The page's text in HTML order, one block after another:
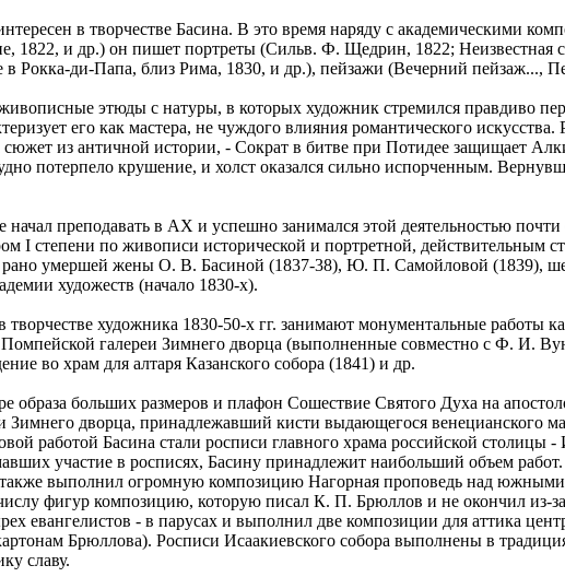
в творчестве Басина. В это время наряду с академическими
1822, и др.) он пишет портреты (Сильв. Ф. Щедрин, 1822;
в Рокка-ди-Папа, близ Рима, 1830, и др.), пейзажи (Вечерний пейзаж...,
этюды с натуры, в которых художник стремился правдиво
его как мастера, не чуждого влияния романтического
из античной истории, - Сократ в битве при Потидее защищает
потерпело крушение, и холст оказался сильно испорченным.
преподавать в АХ и успешно занимался этой деятельностью
I степени по живописи исторической и портретной, действительным
рано умершей жены О. В. Басиной (1837-38), Ю. П. Самойловой (1839),
художеств (начало 1830-х).
художника 1830-50-х гг. занимают монументальные работы
галереи Зимнего дворца (выполненные совместно с Ф. И.
во храм для алтаря Казанского собора (1841) и др.
образа больших размеров и плафон Сошествие Святого Духа на
Зимнего дворца, принадлежавший кисти выдающегося
работой Басина стали росписи главного храма российской
участие в росписях, Басину принадлежит наибольший объем
выполнил огромную композицию Нагорная проповедь над южными
фигур композицию, которую писал К. П. Брюллов и не окончил из-
евангелистов - в парусах и выполнил две композиции для аттика
Брюллова). Росписи Исаакиевского собора выполнены в
славу.